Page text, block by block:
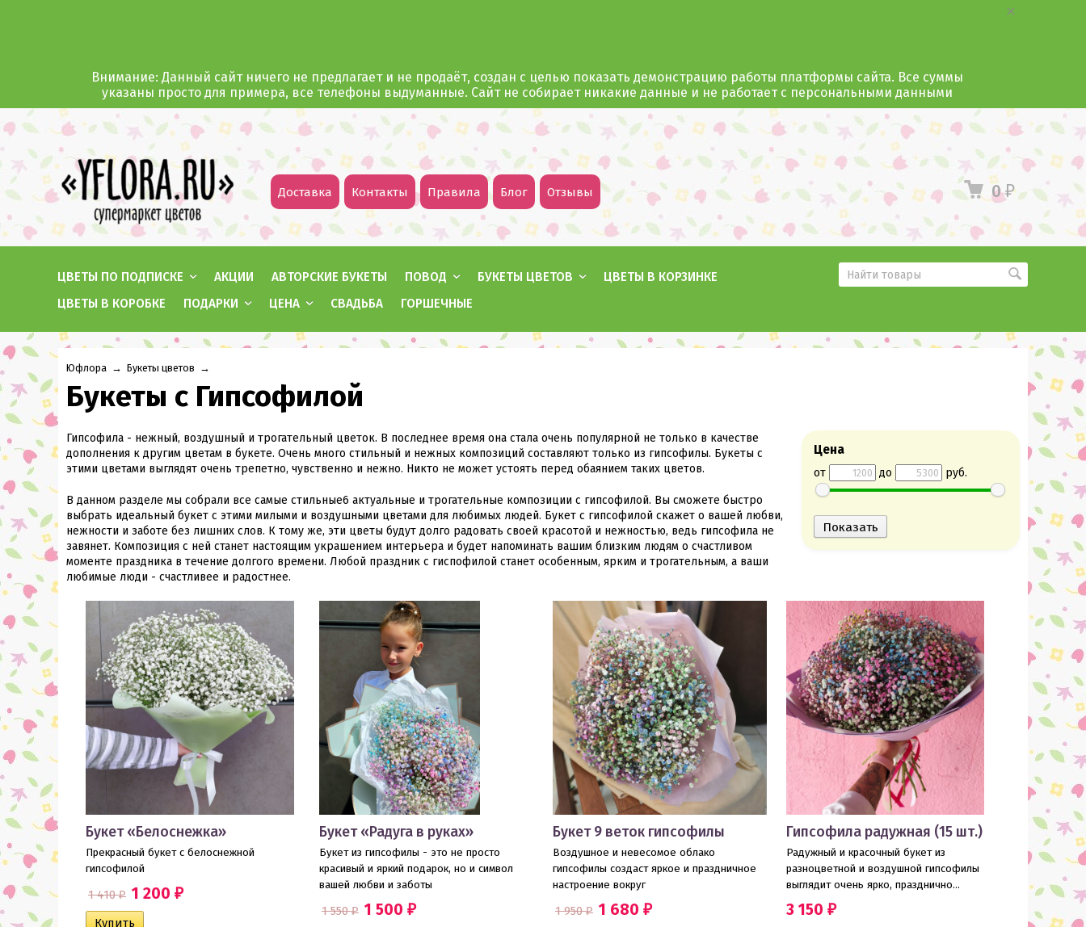
Внимание: Данный сайт ничего не предлагает и не продаёт, создан с целью показать демонстрацию работы платформы сайта. Все суммы
указаны просто для примера, все телефоны выдуманные. Сайт не собирает никакие данные и не работает с персональными данными
0₽
Доставка Контакты Правила Блог Отзывы
ЦВЕТЫ ПО ПОДПИСКЕ АКЦИИ АВТОРСКИЕ БУКЕТЫ ПОВОД БУКЕТЫ ЦВЕТОВ
ЦВЕТЫ В КОРЗИНКЕ
ЦВЕТЫ В КОРОБКЕ
ПОДАРКИ ЦЕНА СВАДЬБА ГОРШЕЧНЫЕ
Юфлора → Букеты цветов →
Букеты с Гипсофилой
Цена
от до руб.
Гипсофила - нежный, воздушный и трогательный цветок. В последнее время она стала очень популярной не только в качестве
дополнения к другим цветам в букете. Очень много стильный и нежных композиций составляют только из гипсофилы. Букеты с
этими цветами выглядят очень трепетно, чувственно и нежно. Никто не может устоять перед обаянием таких цветов.
В данном разделе мы собрали все самые стильные6 актуальные и трогательные композиции с гипсофилой. Вы сможете быстро
выбрать идеальный букет с этими милыми и воздушными цветами для любимых людей. Букет с гипсофилой скажет о вашей любви,
нежности и заботе без лишних слов. К тому же, эти цветы будут долго радовать своей красотой и нежностью, ведь гипсофила не
завянет. Композиция с ней станет настоящим украшением интерьера и будет напоминать вашим близким людям о счастливом
моменте праздника в течение долгого времени. Любой праздник с гиспофилой станет особенным, ярким и трогательным, а ваши
любимые люди - счастливее и радостнее.
Букет «Белоснежка»
Прекрасный букет с белоснежной
гипсофилой
1 410₽ 1 200 ₽
Букет «Радуга в руках»
Букет из гипсофилы - это не просто
красивый и яркий подарок, но и символ
вашей любви и заботы
1 550₽ 1 500 ₽
Букет 9 веток гипсофилы
Воздушное и невесомое облако
гипсофилы создаст яркое и праздничное
настроение вокруг
1 950₽ 1 680 ₽
Гипсофила радужная (15 шт.)
Радужный и красочный букет из
разноцветной и воздушной гипсофилы
выглядит очень ярко, празднично...
3 150 ₽